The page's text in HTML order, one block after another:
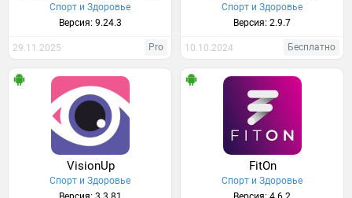
Спорт и Здоровье
Версия: 9.24.3
29.11.2025 Pro
Спорт и Здоровье
Версия: 2.9.7
10.10.2024 Бесплатно
VisionUp
Спорт и Здоровье
FitOn
Спорт и Здоровье